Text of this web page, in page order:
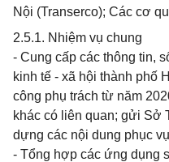
Nội (Transerco); Các cơ
2.5.1. Nhiệm vụ chung
- Cung cấp các thông tin,
kinh tế - xã hội thành phố
công phụ trách từ năm
khác có liên quan; gửi Sở
dựng các nội dung phục
- Tổng hợp các ứng dụng